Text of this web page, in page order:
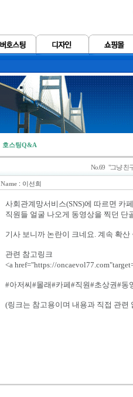
호스팅Q&A
No.69 "그냥 친
Name : 이선희
사회관계망서비스(SNS)에 따르면 카
직원들 얼굴 나오게 동영상을 찍던 단
기사 보니까 논란이 크네요. 계속 확
관련 참고링크
<a href="https://
#아저씨#몰래#카페#직원#초상권#동
(링크는 참고용이며 내용과 직접 관련